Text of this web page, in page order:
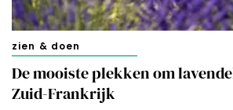
zien & doen
De mooiste plekken om
Zuid-Frankrijk